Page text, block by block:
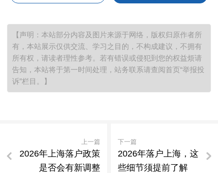
【声明：本站部分内容及图片来源于网络，版权归原作者所
有，本站展示仅供交流、学习之目的，不构成建议，不拥有
所有权，请读者理性参考。若有错误或侵犯到您的权益烦请
告知，本站将于第一时间处理，站务联系请查阅首页“举报投
诉”栏目。】
上一篇
2026年上海落户政策
是否会有新调整
下一篇
2026年落户上海，这
些细节须提前了解